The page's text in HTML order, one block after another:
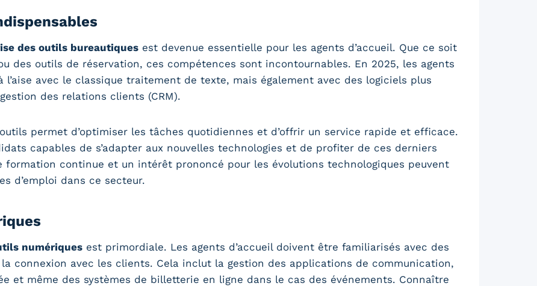
des outils bureautiques est devenue essentielle pour les agents d’accueil. Que ce soit
des outils de réservation, ces compétences sont incontournables. En 2025, les agents
l’aise avec le classique traitement de texte, mais également avec des logiciels plus
des relations clients (CRM).
permet d’optimiser les tâches quotidiennes et d’offrir un service rapide et efficace.
capables de s’adapter aux nouvelles technologies et de profiter de ces derniers
formation continue et un intérêt prononcé pour les évolutions technologiques peuvent
d’emploi dans ce secteur.
numériques est primordiale. Les agents d’accueil doivent être familiarisés avec des
connexion avec les clients. Cela inclut la gestion des applications de communication,
et même des systèmes de billetterie en ligne dans le cas des événements. Connaître